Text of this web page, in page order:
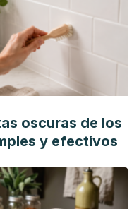
oscuras de los
y efectivos